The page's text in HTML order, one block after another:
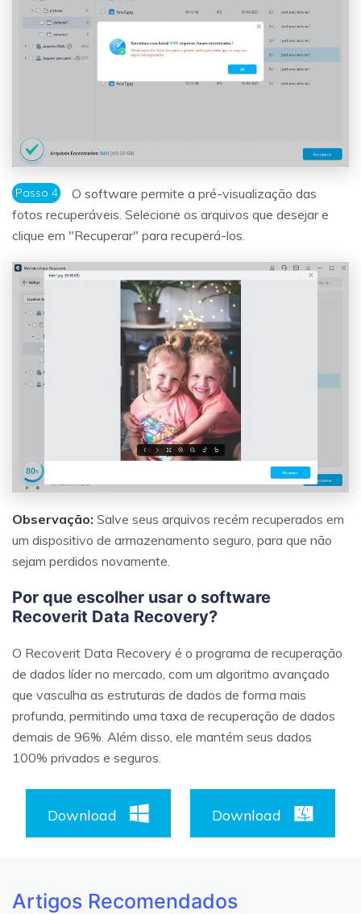
Passo 4
O software permite a pré-visualização das
fotos recuperáveis. Selecione os arquivos que desejar e
clique em "Recuperar" para recuperá-los.
Observação: Salve seus arquivos recém recuperados em
um dispositivo de armazenamento seguro, para que não
sejam perdidos novamente.
Por que escolher usar o software
Recoverit Data Recovery?
O Recoverit Data Recovery é o programa de recuperação
de dados líder no mercado, com um algoritmo avançado
que vasculha as estruturas de dados de forma mais
profunda, permitindo uma taxa de recuperação de dados
demais de 96%. Além disso, ele mantém seus dados
100% privados e seguros.
Download Download
Artigos Recomendados